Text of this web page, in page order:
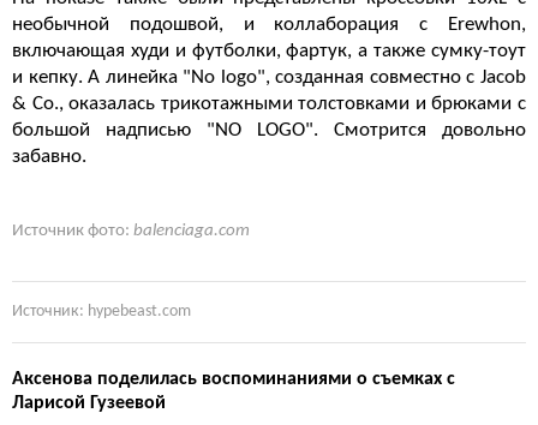
необычной подошвой, и коллаборация с Erewhon,
включающая худи и футболки, фартук, а также сумку-тоут
и кепку. А линейка "No logo", созданная совместно с Jacob
& Co., оказалась трикотажными толстовками и брюками с
большой надписью "NO LOGO". Смотрится довольно
забавно.
Источник фото: balenciaga.com
Источник: hypebeast.com
Аксенова поделилась воспоминаниями о съемках с
Ларисой Гузеевой